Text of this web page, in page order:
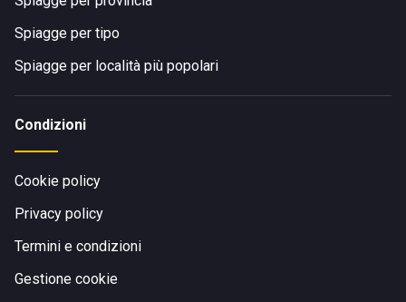
Spiagge per tipo
Spiagge per località più popolari
Condizioni
Cookie policy
Privacy policy
Termini e condizioni
Gestione cookie